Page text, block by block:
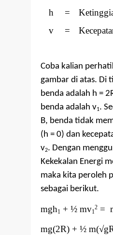
h
=
v
=
Coba kalian
gambar di atas. Di
benda adalah h =
benda adalah v1.
B, benda tidak
(h = 0) dan
v2. Dengan
Kekekalan Energi
maka kita peroleh
sebagai berikut.
mgh1 + ½ mv1
2 =
mg(2R) + ½ m(√